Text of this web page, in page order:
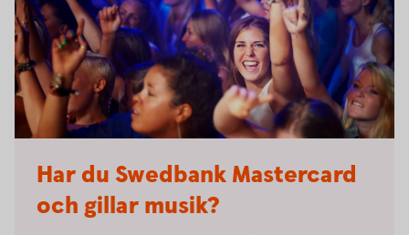
Har du Swedbank Mastercard
och gillar musik?